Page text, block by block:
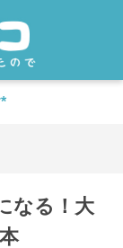
なる！大